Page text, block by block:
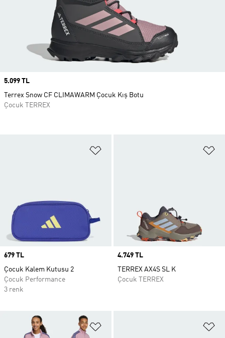
Price
679 TL
Çocuk Kalem Kutusu 2
Çocuk Performance
3 renk
Price
4.749 TL
TERREX AX4S SL K
Çocuk TERREX
Price
5.099 TL
Terrex Snow CF CLIMAWARM Çocuk Kış Botu
Çocuk TERREX